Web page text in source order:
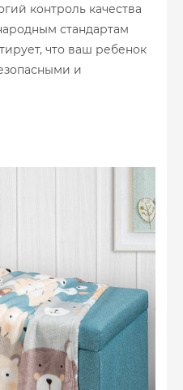
контроль качества
стандартам
что ваш ребенок
и